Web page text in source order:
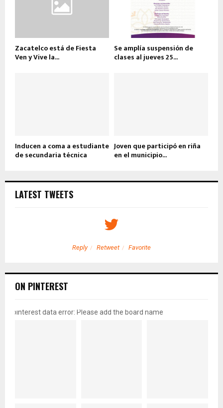
Zacatelco está de Fiesta
Ven y Vive la...
Se amplía suspensión de
clases al jueves 25...
Inducen a coma a estudiante
de secundaria técnica
Joven que participó en riña
en el municipio...
LATEST TWEETS
Reply Retweet Favorite
ON PINTEREST
pinterest data error: Please add the board name